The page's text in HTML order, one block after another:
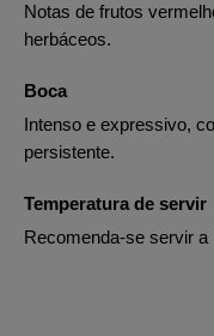
Notas de frutos
herbáceos.
Boca
Intenso e expressivo,
persistente.
Temperatura de servir
Recomenda-se servir a